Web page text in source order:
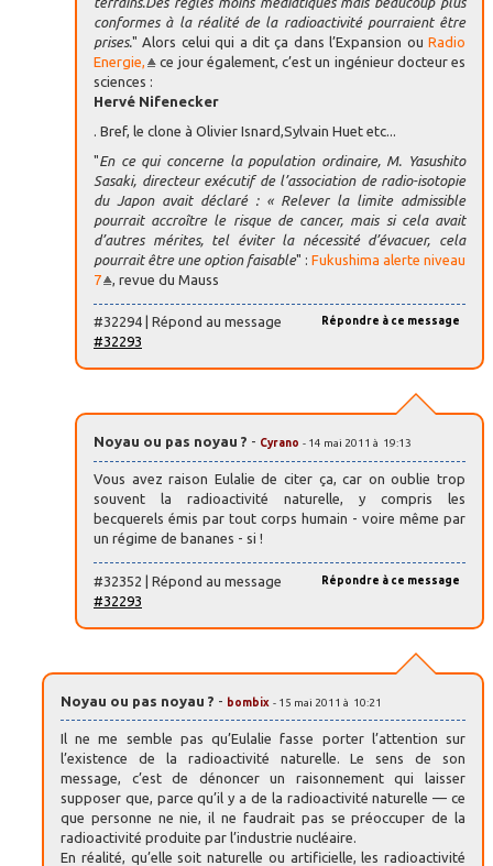
conformes à la réalité de la radioactivité pourraient être
prises." Alors celui qui a dit ça dans l’Expansion ou Radio
Energie,
ce jour également, c’est un ingénieur docteur es
sciences :
Hervé Nifenecker
. Bref, le clone à Olivier Isnard,Sylvain Huet etc...
"En ce qui concerne la population ordinaire, M. Yasushito
Sasaki, directeur exécutif de l’association de radio-isotopie
du Japon avait déclaré : « Relever la limite admissible
pourrait accroître le risque de cancer, mais si cela avait
d’autres mérites, tel éviter la nécessité d’évacuer, cela
pourrait être une option faisable" : Fukushima alerte niveau
7
, revue du Mauss
Répondre à ce message
#32294 | Répond au message
#32293
Noyau ou pas noyau ? - Cyrano - 14 mai 2011 à 19:13
Vous avez raison Eulalie de citer ça, car on oublie trop
souvent la radioactivité naturelle, y compris les
becquerels émis par tout corps humain - voire même par
un régime de bananes - si !
Répondre à ce message
#32352 | Répond au message
#32293
Noyau ou pas noyau ? - bombix - 15 mai 2011 à 10:21
Il ne me semble pas qu’Eulalie fasse porter l’attention sur
l’existence de la radioactivité naturelle. Le sens de son
message, c’est de dénoncer un raisonnement qui laisser
supposer que, parce qu’il y a de la radioactivité naturelle — ce
que personne ne nie, il ne faudrait pas se préoccuper de la
radioactivité produite par l’industrie nucléaire.
En réalité, qu’elle soit naturelle ou artificielle, les radioactivité